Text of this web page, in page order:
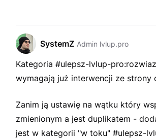
SystemZ Admin lvlup.pro
Kategoria #ulepsz-lvlup-
wymagają już interwencji ze strony
Zanim ją ustawię na wątku który
zmienionym a jest duplikatem -
jest w kategorii "w toku" #ulepsz-